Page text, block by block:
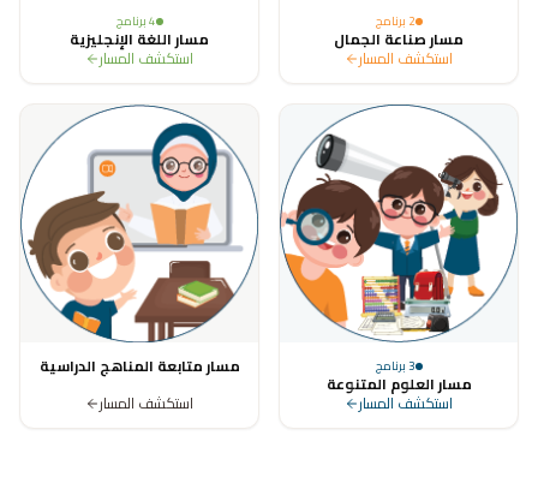
2 برنامج
مسار صناعة الجمال
استكشف المسار
4برنامج
مسار اللغة الإنجليزية
استكشف المسار
3برنامج
مسار العلوم المتنوعة
استكشف المسار
مسار متابعة المناهج الدراسية
استكشف المسار